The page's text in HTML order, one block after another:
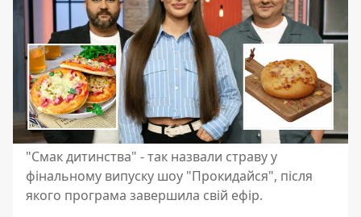
"Смак дитинства" - так назвали страву у
фінальному випуску шоу "Прокидайся", після
якого програма завершила свій ефір.